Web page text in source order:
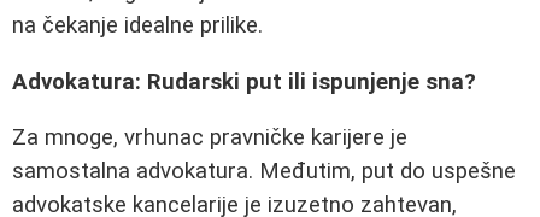
na čekanje idealne prilike.
Advokatura: Rudarski put ili ispunjenje sna?
Za mnoge, vrhunac pravničke karijere je
samostalna advokatura. Međutim, put do uspešne
advokatske kancelarije je izuzetno zahtevan,